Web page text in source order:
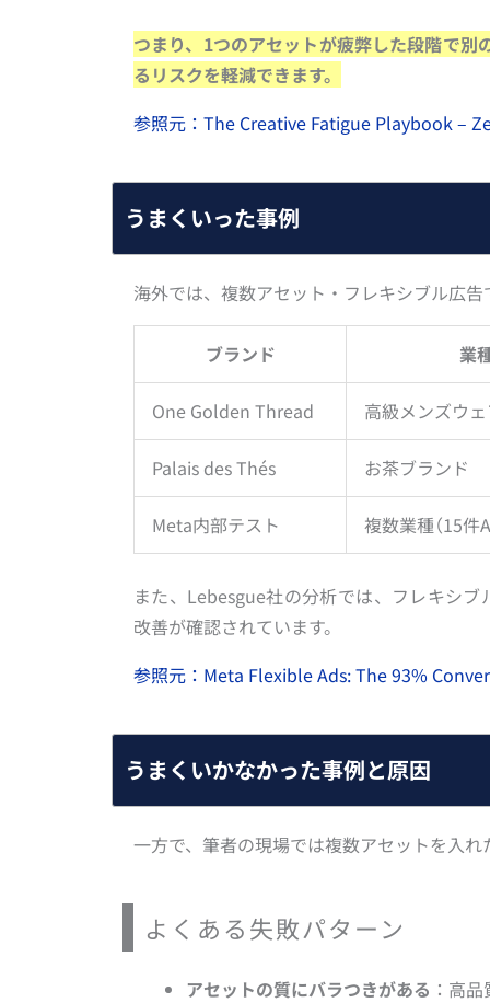
つまり、1つのアセットが疲弊した段階で
るリスクを軽減できます。
参照元：The Creative Fatigue Playbook –
うまくいった事例
海外では、複数アセット・フレキシブル広
ブランド 業
One Golden Thread 高級メンズウェ
Palais des Thés お茶ブランド
Meta内部テスト 複数業種（15件
また、Lebesgue社の分析では、フレキシ
改善が確認されています。
参照元：Meta Flexible Ads: The 93%
うまくいかなかった事例と原因
一方で、筆者の現場では複数アセットを入
よくある失敗パターン
アセットの質にバラつきがある ：高